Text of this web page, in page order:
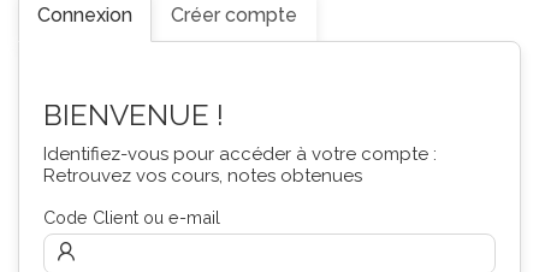
Connexion Créer compte
BIENVENUE !
Identifiez-vous pour accéder à votre compte :
Retrouvez vos cours, notes obtenues
Code Client ou e-mail